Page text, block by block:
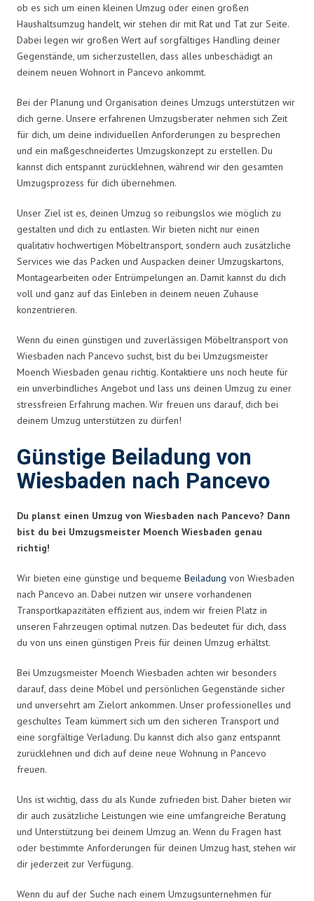
ob es sich um einen kleinen Umzug oder einen großen
Haushaltsumzug handelt, wir stehen dir mit Rat und Tat zur Seite.
Dabei legen wir großen Wert auf sorgfältiges Handling deiner
Gegenstände, um sicherzustellen, dass alles unbeschädigt an
deinem neuen Wohnort in Pancevo ankommt.
Bei der Planung und Organisation deines Umzugs unterstützen wir
dich gerne. Unsere erfahrenen Umzugsberater nehmen sich Zeit
für dich, um deine individuellen Anforderungen zu besprechen
und ein maßgeschneidertes Umzugskonzept zu erstellen. Du
kannst dich entspannt zurücklehnen, während wir den gesamten
Umzugsprozess für dich übernehmen.
Unser Ziel ist es, deinen Umzug so reibungslos wie möglich zu
gestalten und dich zu entlasten. Wir bieten nicht nur einen
qualitativ hochwertigen Möbeltransport, sondern auch zusätzliche
Services wie das Packen und Auspacken deiner Umzugskartons,
Montagearbeiten oder Entrümpelungen an. Damit kannst du dich
voll und ganz auf das Einleben in deinem neuen Zuhause
konzentrieren.
Wenn du einen günstigen und zuverlässigen Möbeltransport von
Wiesbaden nach Pancevo suchst, bist du bei Umzugsmeister
Moench Wiesbaden genau richtig. Kontaktiere uns noch heute für
ein unverbindliches Angebot und lass uns deinen Umzug zu einer
stressfreien Erfahrung machen. Wir freuen uns darauf, dich bei
deinem Umzug unterstützen zu dürfen!
Günstige Beiladung von
Wiesbaden nach Pancevo
Du planst einen Umzug von Wiesbaden nach Pancevo? Dann
bist du bei Umzugsmeister Moench Wiesbaden genau
richtig!
Wir bieten eine günstige und bequeme Beiladung von Wiesbaden
nach Pancevo an. Dabei nutzen wir unsere vorhandenen
Transportkapazitäten effizient aus, indem wir freien Platz in
unseren Fahrzeugen optimal nutzen. Das bedeutet für dich, dass
du von uns einen günstigen Preis für deinen Umzug erhältst.
Bei Umzugsmeister Moench Wiesbaden achten wir besonders
darauf, dass deine Möbel und persönlichen Gegenstände sicher
und unversehrt am Zielort ankommen. Unser professionelles und
geschultes Team kümmert sich um den sicheren Transport und
eine sorgfältige Verladung. Du kannst dich also ganz entspannt
zurücklehnen und dich auf deine neue Wohnung in Pancevo
freuen.
Uns ist wichtig, dass du als Kunde zufrieden bist. Daher bieten wir
dir auch zusätzliche Leistungen wie eine umfangreiche Beratung
und Unterstützung bei deinem Umzug an. Wenn du Fragen hast
oder bestimmte Anforderungen für deinen Umzug hast, stehen wir
dir jederzeit zur Verfügung.
Wenn du auf der Suche nach einem Umzugsunternehmen für